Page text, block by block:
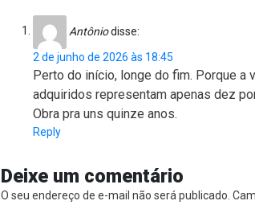
Antôniodisse:
2 de junho de 2026 às 18:45
Perto do início, longe do fim. Porque a
adquiridos representam apenas dez
Obra pra uns quinze anos.
Reply
Deixe um comentário
O seu endereço de e-mail não será publicado.